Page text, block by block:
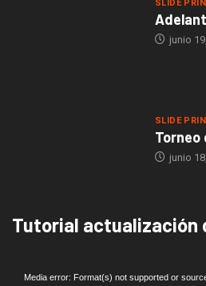
SLIDE
junio
SLIDE
Torneo
junio
Tutorial actualización
Reproductor
Media error: Format(s) not supported or